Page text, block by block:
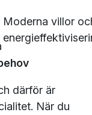
Moderna villor
därför är
När du